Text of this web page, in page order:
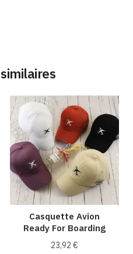
Casquette Avion
Ready For Boarding
23,92€